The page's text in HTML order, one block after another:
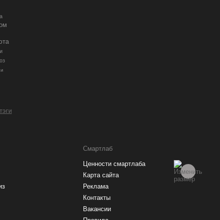
Смартлаб
Ценности смартлаба
Карта сайта
Реклама
Контакты
Вакансии